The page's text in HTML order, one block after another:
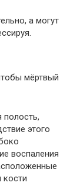
а могут
мёртвый
полость,
этого
воспаления